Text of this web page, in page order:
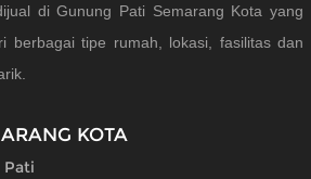
di Gunung Pati Semarang Kota yang
berbagai tipe rumah, lokasi, fasilitas dan
KOTA
Pati